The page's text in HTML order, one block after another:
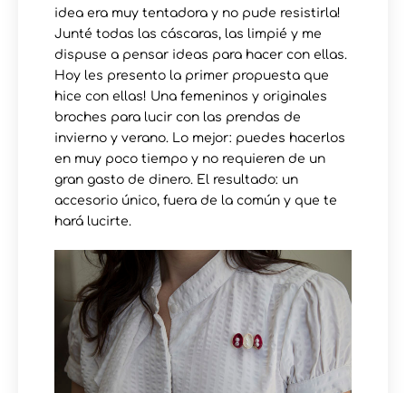
idea era muy tentadora y no pude resistirla!
Junté todas las cáscaras, las limpié y me
dispuse a pensar ideas para hacer con ellas.
Hoy les presento la primer propuesta que
hice con ellas! Una femeninos y originales
broches para lucir con las prendas de
invierno y verano. Lo mejor: puedes hacerlos
en muy poco tiempo y no requieren de un
gran gasto de dinero. El resultado: un
accesorio único, fuera de la común y que te
hará lucirte.